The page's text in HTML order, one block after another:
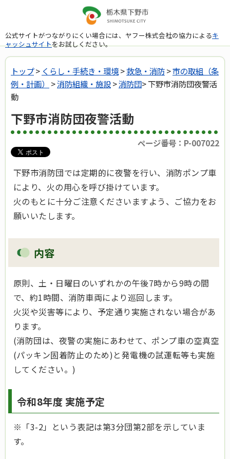
公式サイトがつながりにくい場合には、ヤフー株式会社の協力によるキ
ャッシュサイトをお試しください。
トップ> くらし・手続き・環境>救急・消防>市の取組（条
例・計画）
>消防組織・施設>消防団> 下野市消防団夜警活
動
下野市消防団夜警活動
ページ番号：P-007022
下野市消防団では定期的に夜警を行い、消防ポンプ車
により、火の用心を呼び掛けています。
火のもとに十分ご注意くださいますよう、ご協力をお
願いいたします。
内容
原則、土・日曜日のいずれかの午後7時から9時の間
で、約1時間、消防車両により巡回します。
火災や災害等により、予定通り実施されない場合があ
ります。
(消防団は、夜警の実施にあわせて、ポンプ車の空真空
(パッキン固着防止のため)と発電機の試運転等も実施
してください。)
令和8年度 実施予定
※「3-2」という表記は第3分団第2部を示していま
す。